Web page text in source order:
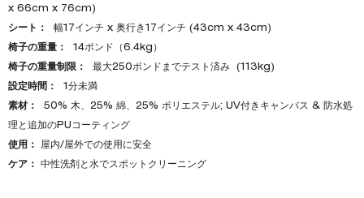
x 66cm x 76cm)
シート：
幅17インチ x 奥行き17インチ (43cm x 43cm)
椅子の重量：
14ポンド（6.4kg）
椅子の重量制限：
最大250ポンドまでテスト済み (113kg)
設定時間：
1分未満
素材：
50% 木、25% 綿、25% ポリエステル; UV付きキャンバス & 防水処
理と追加のPUコーティング
使用： 屋内/屋外での使用に安全
ケア： 中性洗剤と水でスポットクリーニング